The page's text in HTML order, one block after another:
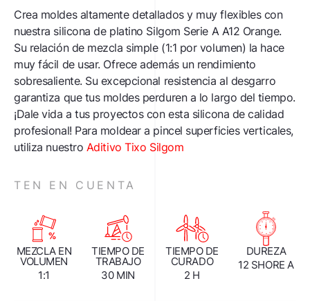
Crea moldes altamente detallados y muy flexibles con
nuestra silicona de platino Silgom Serie A A12 Orange.
Su relación de mezcla simple (1:1 por volumen) la hace
muy fácil de usar. Ofrece además un rendimiento
sobresaliente. Su excepcional resistencia al desgarro
garantiza que tus moldes perduren a lo largo del tiempo.
¡Dale vida a tus proyectos con esta silicona de calidad
profesional! Para moldear a pincel superficies verticales,
utiliza nuestro Aditivo Tixo Silgom
TEN EN CUENTA
MEZCLA EN
VOLUMEN
1:1
TIEMPO DE
TRABAJO
30 MIN
TIEMPO DE
CURADO
2 H
DUREZA
12 SHORE A